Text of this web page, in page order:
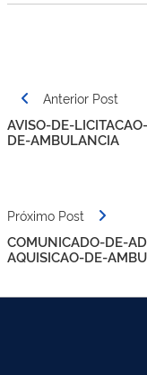
Navegação
de
Post
Anterior Post
AVISO-DE-
DE-AMBULANCIA
Próximo Post
COMUNICADO-DE-
AQUISICAO-DE-